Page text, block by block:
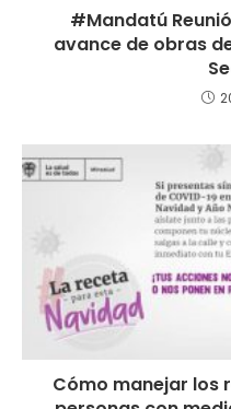
#Mandatú
avance de obras
Cómo manejar los